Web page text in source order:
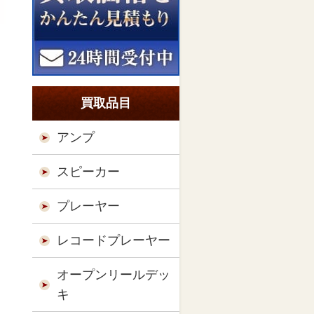
買取品目
アンプ
スピーカー
プレーヤー
レコードプレーヤー
オープンリールデッ
キ